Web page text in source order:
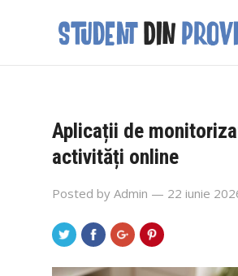
Aplicații de
activități online
Posted by Admin — 22 iunie